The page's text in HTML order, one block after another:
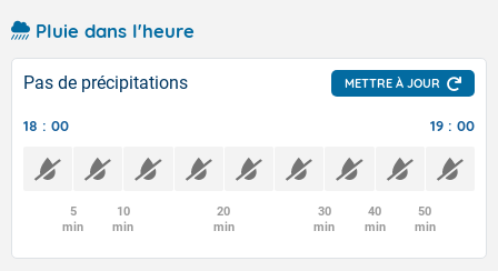
Pluie dans l'heure
Pas de précipitations METTRE À JOUR
18 : 00 19 : 00
5
min
10
min
20
min
30
min
40
min
50
min